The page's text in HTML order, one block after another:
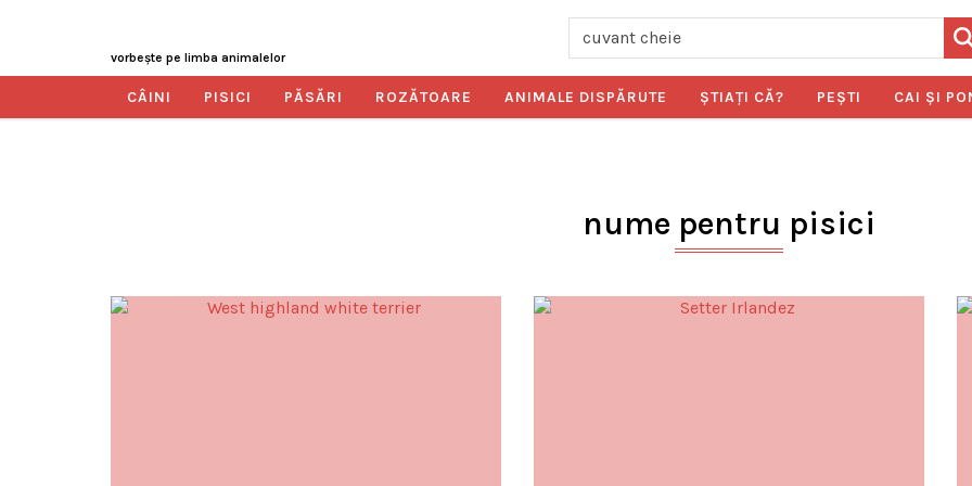
vorbeşte pe limba animalelor
CÂINI PISICI PĂSĂRI ROZĂTOARE ANIMALE DISPĂRUTE ŞTIAŢI CĂ? PEŞTI CAI ŞI
nume pentru pisici